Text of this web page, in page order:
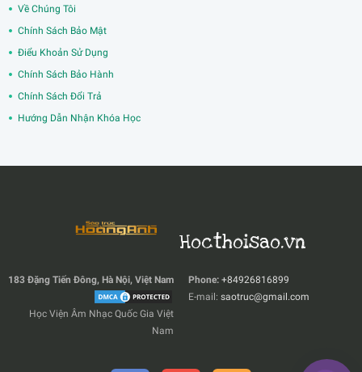
Về Chúng Tôi
Chính Sách Bảo Mật
Điểu Khoản Sử Dụng
Chính Sách Bảo Hành
Chính Sách Đổi Trả
Hướng Dẫn Nhận Khóa Học
Hocthoisao.vn
Phone: +84926816899
E-mail: saotruc@gmail.com
183 Đặng Tiến Đông, Hà Nội, Việt Nam
Học Viện Âm Nhạc Quốc Gia Việt
Nam